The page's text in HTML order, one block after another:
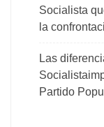
Socialista
la
Las
Partido